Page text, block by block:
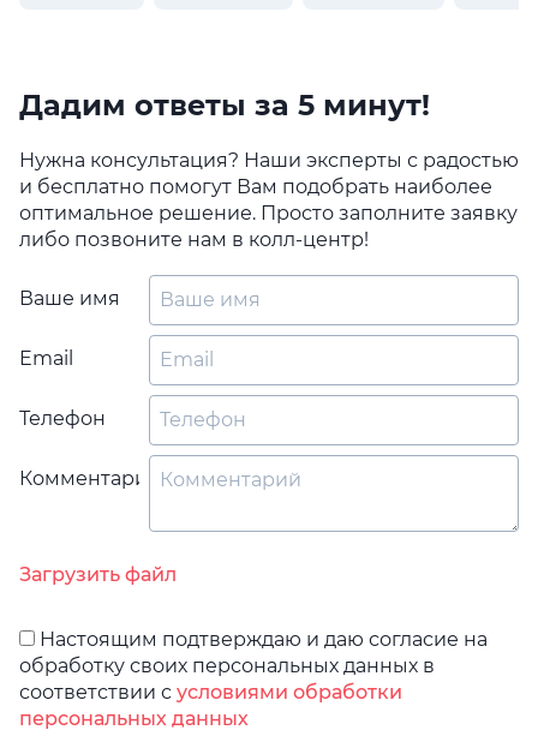
Дадим ответы за 5 минут!
Нужна консультация? Наши эксперты с радостью
и бесплатно помогут Вам подобрать наиболее
оптимальное решение. Просто заполните заявку
либо позвоните нам в колл-центр!
Ваше имя
Email
Телефон
Комментарий
Загрузить файл
Настоящим подтверждаю и даю согласие на
обработку своих персональных данных в
соответствии с условиями обработки
персональных данных